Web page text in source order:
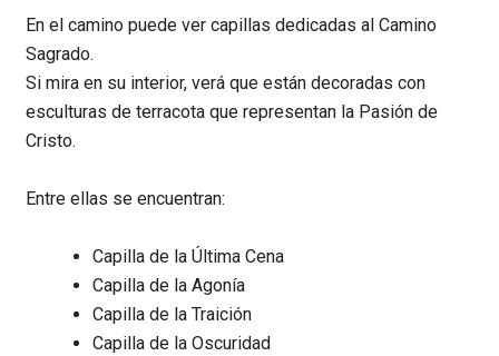
En el camino puede ver capillas dedicadas al Camino
Sagrado.
Si mira en su interior, verá que están decoradas con
esculturas de terracota que representan la Pasión de
Cristo.
Entre ellas se encuentran:
Capilla de la Última Cena
Capilla de la Agonía
Capilla de la Traición
Capilla de la Oscuridad